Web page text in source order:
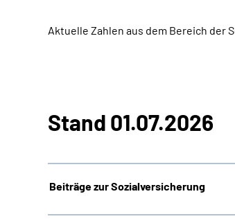
Aktuelle Zahlen aus dem Bereich der
Stand 01.07.2026
Beiträge zur Sozialversicherung